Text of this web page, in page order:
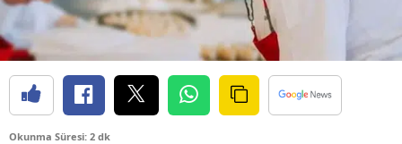
Okunma Süresi: 2 dk